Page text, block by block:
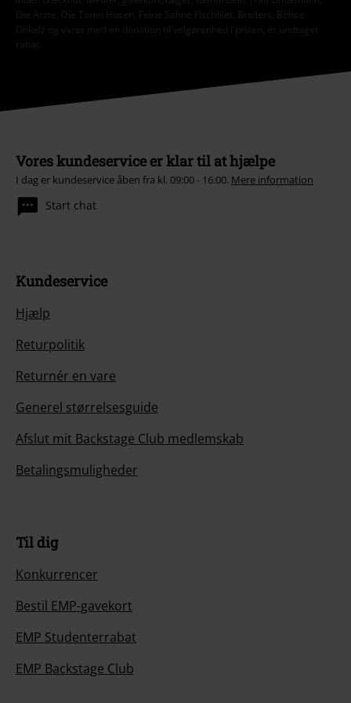
Die Ärzte, Die Toten Hosen, Feine Sahne Fischfilet, Broilers, Böhse
Onkelz og varer med en donation til velgørenhed i prisen, er undtaget
rabat.
Vores kundeservice er klar til at hjælpe
I dag er kundeservice åben fra kl. 09:00 - 16:00. Mere information
Start chat
Kundeservice
Hjælp
Returpolitik
Returnér en vare
Generel størrelsesguide
Afslut mit Backstage Club medlemskab
Betalingsmuligheder
Til dig
Konkurrencer
Bestil EMP-gavekort
EMP Studenterrabat
EMP Backstage Club